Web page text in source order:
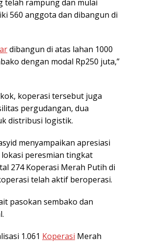
telah rampung dan mulai
560 anggota dan dibangun di
dibangun di atas lahan 1000
dengan modal Rp250 juta,”
koperasi tersebut juga
pergudangan, dua
distribusi logistik.
menyampaikan apresiasi
peresmian tingkat
274 Koperasi Merah Putih di
telah aktif beroperasi.
pasokan sembako dan
1.061 Koperasi Merah